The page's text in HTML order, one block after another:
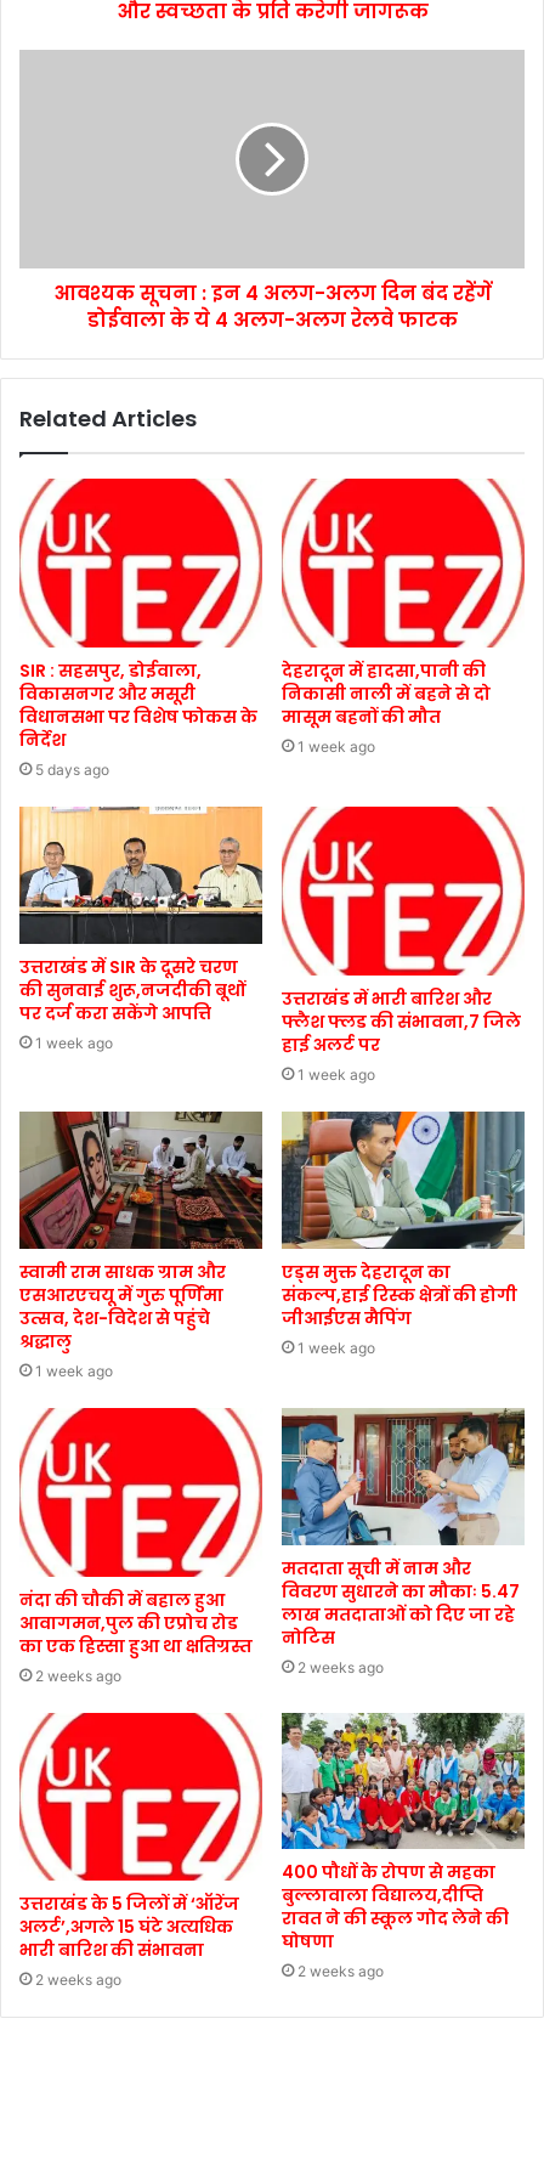
और स्वच्छता के प्रति करेगी जागरूक
आवश्यक सूचना : इन 4 अलग-अलग दिन बंद रहेंगें
डोईवाला के ये 4 अलग-अलग रेलवे फाटक
Related Articles
SIR : सहसपुर, डोईवाला,
विकासनगर और मसूरी
विधानसभा पर विशेष फोकस के
निर्देश
5 days ago
देहरादून में हादसा,पानी की
निकासी नाली में बहने से दो
मासूम बहनों की मौत
1 week ago
उत्तराखंड में SIR के दूसरे चरण
की सुनवाई शुरू,नजदीकी बूथों
पर दर्ज करा सकेंगे आपत्ति
1 week ago
उत्तराखंड में भारी बारिश और
फ्लैश फ्लड की संभावना,7 जिले
हाई अलर्ट पर
1 week ago
स्वामी राम साधक ग्राम और
एसआरएचयू में गुरु पूर्णिमा
उत्सव, देश-विदेश से पहुंचे
श्रद्धालु
1 week ago
एड्स मुक्त देहरादून का
संकल्प,हाई रिस्क क्षेत्रों की होगी
जीआईएस मैपिंग
1 week ago
नंदा की चौकी में बहाल हुआ
आवागमन,पुल की एप्रोच रोड
का एक हिस्सा हुआ था क्षतिग्रस्त
2 weeks ago
मतदाता सूची में नाम और
विवरण सुधारने का मौकाः 5.47
लाख मतदाताओं को दिए जा रहे
नोटिस
2 weeks ago
उत्तराखंड के 5 जिलों में ‘ऑरेंज
अलर्ट’,अगले 15 घंटे अत्यधिक
भारी बारिश की संभावना
2 weeks ago
400 पौधों के रोपण से महका
बुल्लावाला विद्यालय,दीप्ति
रावत ने की स्कूल गोद लेने की
घोषणा
2 weeks ago